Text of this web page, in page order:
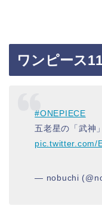
ワンピース
#ONEPIECE
五老星の「武
pic.twitter.com/
— nobuchi